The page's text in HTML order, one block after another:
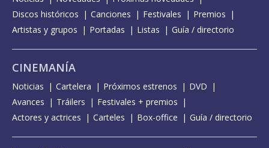
Discos históricos
Canciones Festivales
Premios
Artistas y grupos
Portadas Listas Guía / directorio
CINEMANÍA
Noticias Cartelera Próximos estrenos
DVD
Avances
Tráilers
Festivales + premios
Actores y actrices
Carteles Box-office Guía / directorio